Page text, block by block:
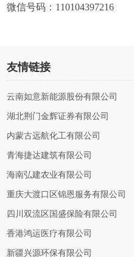
微信号码：110104397216
友情链接
云南如意新能源股份有限公司
湖北荆门金辉证券有限公司
内蒙古远航化工有限公司
青海捷达建筑有限公司
海南弘建农业有限公司
重庆大渡口区锦恩服务有限公司
四川双流区国盛保险有限公司
香港鸿运医疗有限公司
新疆兴源环保有限公司